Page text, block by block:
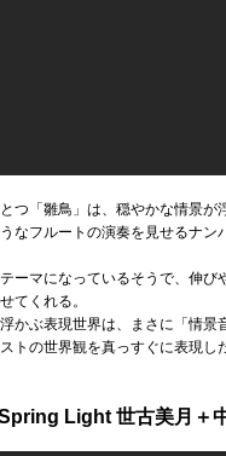
つ「雛鳥」は、穏やかな情景が
なフルートの演奏を見せるナン
ーマになっているそうで、伸び
てくれる。
かぶ表現世界は、まさに「情景
トの世界観を真っすぐに表現し
Light 世古美月＋